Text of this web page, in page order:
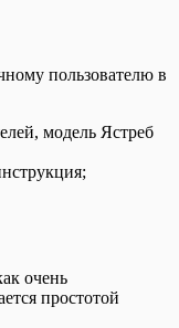
пользователю в
модель Ястреб
очень
простотой